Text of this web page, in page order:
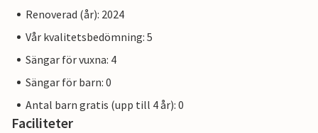
Renoverad (år): 2024
Vår kvalitetsbedömning: 5
Sängar för vuxna: 4
Sängar för barn: 0
Antal barn gratis (upp till 4 år): 0
Faciliteter